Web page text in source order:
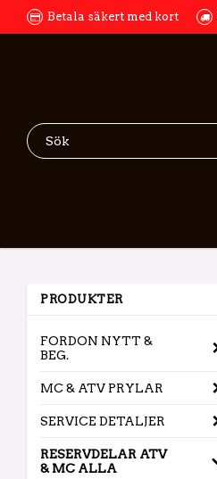
Betala säkert med kort
PRODUKTER
FORDON NYTT &
BEG.
MC & ATV PRYLAR
SERVICE DETALJER
RESERVDELAR ATV
& MC ALLA